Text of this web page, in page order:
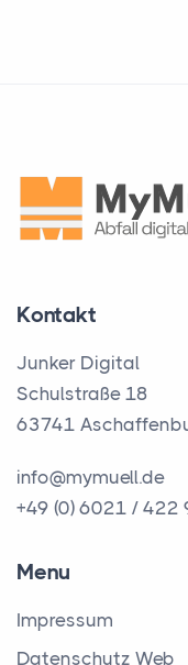
Kontakt
Junker Digital
Schulstraße 18
63741
info@mymuell.de
+49 (0) 6021 / 422
Menu
Impressum
Datenschutz Web